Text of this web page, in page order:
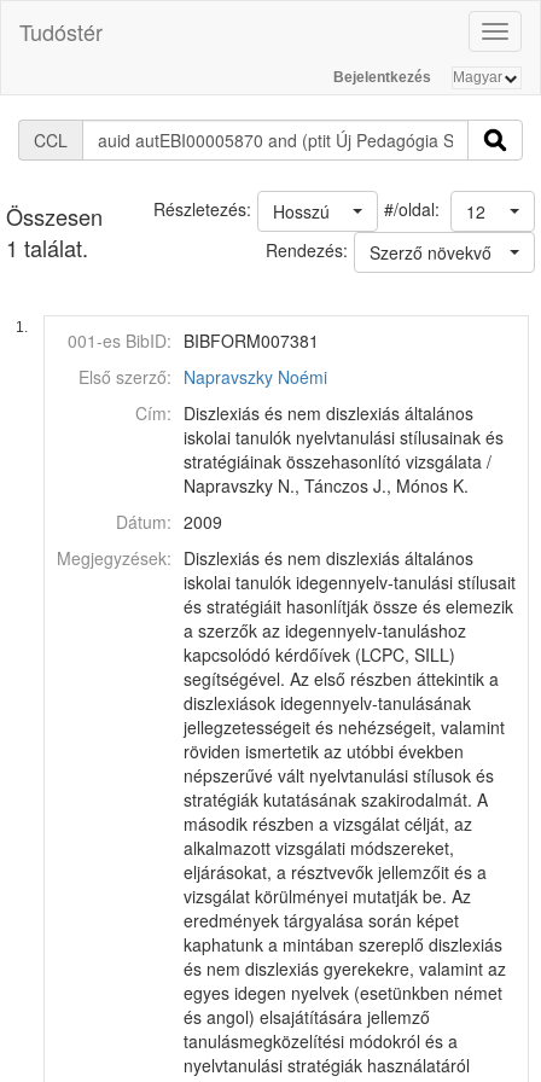
Tudóstér
Bejelentkezés
CCL
Összesen
1 találat.
#/oldal: 12
Hosszú
Részletezés:
Rendezés:
Szerző növekvő
1.
001-es BibID: BIBFORM007381
Első szerző: Napravszky Noémi
Cím: Diszlexiás és nem diszlexiás általános
iskolai tanulók nyelvtanulási stílusainak és
stratégiáinak összehasonlító vizsgálata /
Napravszky N., Tánczos J., Mónos K.
Dátum: 2009
Megjegyzések: Diszlexiás és nem diszlexiás általános
iskolai tanulók idegennyelv-tanulási stílusait
és stratégiáit hasonlítják össze és elemezik
a szerzők az idegennyelv-tanuláshoz
kapcsolódó kérdőívek (LCPC, SILL)
segítségével. Az első részben áttekintik a
diszlexiások idegennyelv-tanulásának
jellegzetességeit és nehézségeit, valamint
röviden ismertetik az utóbbi években
népszerűvé vált nyelvtanulási stílusok és
stratégiák kutatásának szakirodalmát. A
második részben a vizsgálat célját, az
alkalmazott vizsgálati módszereket,
eljárásokat, a résztvevők jellemzőit és a
vizsgálat körülményei mutatják be. Az
eredmények tárgyalása során képet
kaphatunk a mintában szereplő diszlexiás
és nem diszlexiás gyerekekre, valamint az
egyes idegen nyelvek (esetünkben német
és angol) elsajátítására jellemző
tanulásmegközelítési módokról és a
nyelvtanulási stratégiák használatáról